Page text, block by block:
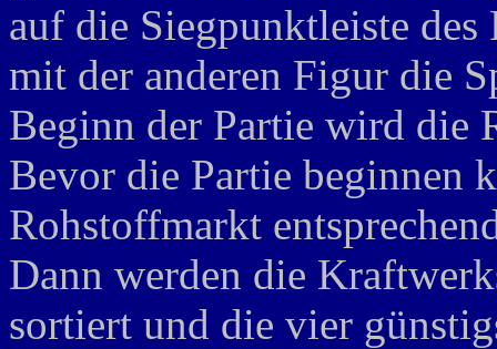
auf die Siegpunktleiste
mit der anderen Figur die
Beginn der Partie wird die
Bevor die Partie beginnen
Rohstoffmarkt
Dann werden die
sortiert und die vier